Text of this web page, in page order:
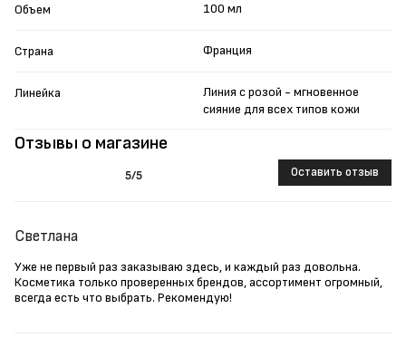
Отзывы о магазине
5/5 Оставить отзыв
Светлана
Уже не первый раз заказываю здесь, и каждый раз довольна.
Косметика только проверенных брендов, ассортимент огромный,
всегда есть что выбрать. Рекомендую!
Объем 100 мл
Страна Франция
Линейка
Линия с розой - мгновенное
сияние для всех типов кожи